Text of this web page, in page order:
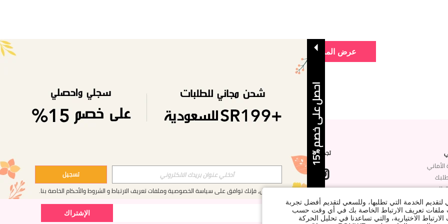
عرض المزيد
تجدنا على
شتركي مع شي إن لتصلك أخبار الموضة
الإشتراك
لتقديم الخدمة التي تطلبها، وللسعي لتقديم أفضل تجربة
ملفات تعريف الارتباط الخاصة بك في أي وقت حسب
الاختيارية، والتي تساعدنا في تحليل الحركة
ا
ح
ص
ل
ع
ل
ى
خ
ص
م
%
1
5
تسجيل
بالتسجيل، فإنك توافق علىسياسة الخصوصية وملفات تعريف الارتباطوالشروط والأحكامالخاصة بنا.